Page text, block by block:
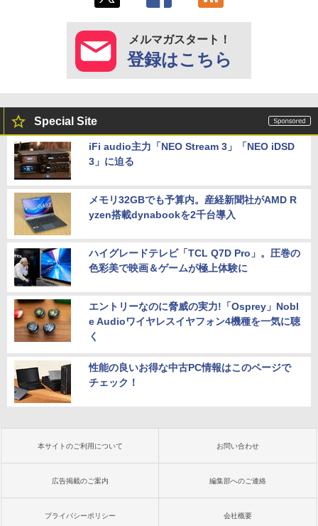
メルマガスタート！
登録はこちら
Special Site
iFi audio主力「NEO Stream 3」「NEO iDSD
3」に迫る
メモリ32GBでも予算内。産経新聞社がAMD R
yzen搭載dynabookを2千台導入
ハイグレードテレビ「TCL Q7D Pro」。圧巻の
色彩美で映画＆ゲームが極上体験に
エントリーなのに脅威の実力!「Osprey」Nobl
e Audioワイヤレスイヤフォン4機種を一気に聴
く
性能の良いお得な中古PC情報はこのページで
チェック！
本サイトのご利用について お問い合わせ
広告掲載のご案内 編集部へのご連絡
プライバシーポリシー 会社概要